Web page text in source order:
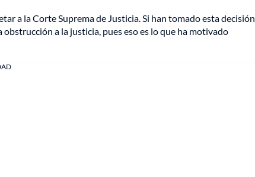
a la Corte Suprema de Justicia. Si han tomado esta decisión
a la justicia, pues eso es lo que ha motivado